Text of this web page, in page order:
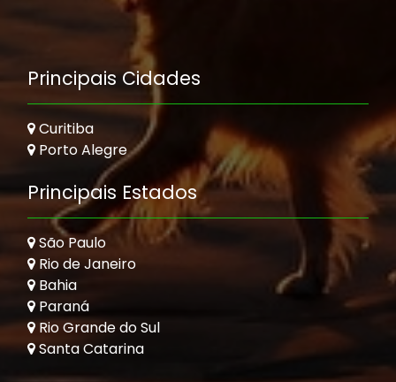
Principais Cidades
Curitiba
Porto Alegre
Principais Estados
São Paulo
Rio de Janeiro
Bahia
Paraná
Rio Grande do Sul
Santa Catarina